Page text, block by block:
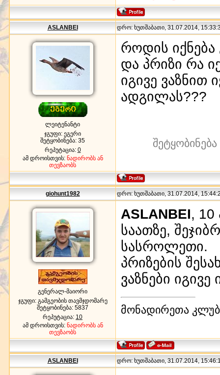
ASLANBEI დრო: ხუთშაბათი, 31.07.2014,
ლეიტენანტი
ჯგუფი: ეგერი
შეტყობინება: 35
რეპუტაცია: 0
ამ დროისთვის: ნადირობს ან
თევზაობს
როდის იქნება
და პრიზი რა
იგივე
ადგილას???
giohunt1982 დრო: ხუთშაბათი, 31.07.2014,
გენერალ-მაიორი
ჯგუფი: გამგეობის თავმჯდომარე
შეტყობინება: 5837
რეპუტაცია: 10
ამ დროისთვის: ნადირობს ან
თევზაობს
ASLANBEI, 10
საათზე,
სასროლეთი.
პრიზების
ვაზნები
მონადირეთა
ASLANBEI დრო: ხუთშაბათი, 31.07.2014,